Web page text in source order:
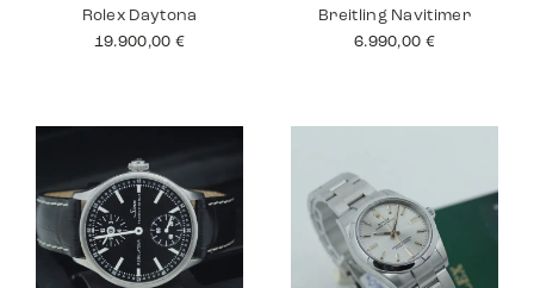
Rolex Daytona
19.900,00 €
Breitling Navitimer
6.990,00 €